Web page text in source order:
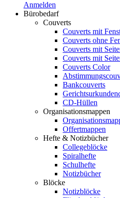
Anmelden
Bürobedarf
Couverts
Couverts mit
Couverts ohne
Couverts mit
Couverts mit
Couverts Color
Bankcouverts
CD-Hüllen
Organisationsmappen
Offertmappen
Hefte & Notizbücher
Collegeblöcke
Spiralhefte
Schulhefte
Notizbücher
Blöcke
Notizblöcke